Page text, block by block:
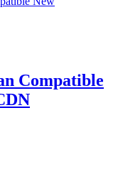
Compatible